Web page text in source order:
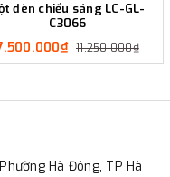
đèn chiếu sáng LC-GL-
C3066
11.250.000₫
Hà Đông, TP Hà